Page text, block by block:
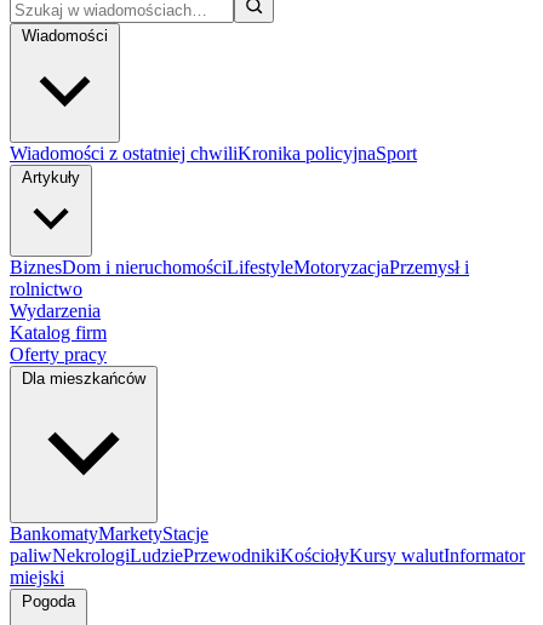
Wiadomości
Wiadomości z ostatniej chwiliKronika policyjnaSport
Artykuły
BiznesDom i nieruchomościLifestyleMotoryzacjaPrzemysł i
rolnictwo
Wydarzenia
Katalog firm
Oferty pracy
Dla mieszkańców
BankomatyMarketyStacje
paliwNekrologiLudziePrzewodnikiKościołyKursy walutInformator
miejski
Pogoda